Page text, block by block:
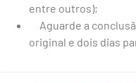
entre outros);
Aguarde a
original e dois dias